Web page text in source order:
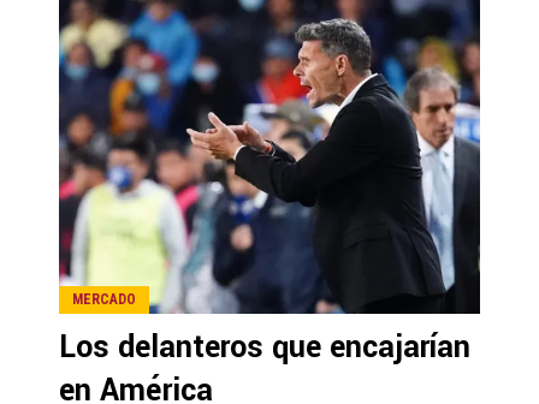
MERCADO
Los delanteros que encajarían
en América